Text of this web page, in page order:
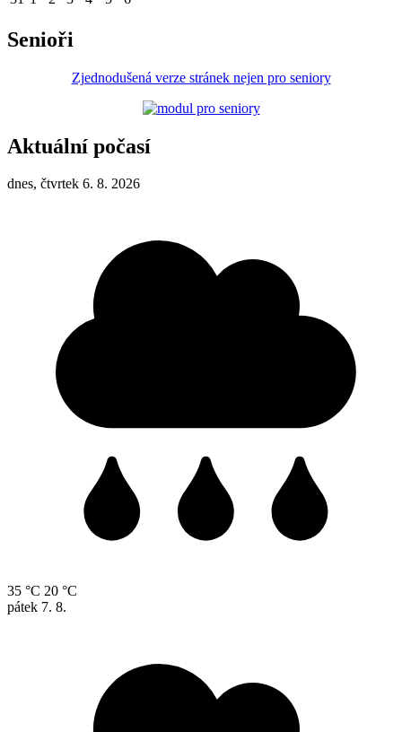
Senioři
Zjednodušená verze stránek nejen pro seniory
Aktuální počasí
dnes, čtvrtek 6. 8. 2026
35 °C 20 °C
pátek 7. 8.